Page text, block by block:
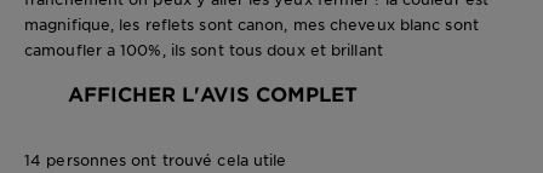
magnifique, les reflets sont canon, mes cheveux blanc sont
camoufler a 100%, ils sont tous doux et brillant
AFFICHER L'AVIS COMPLET
14 personnes ont trouvé cela utile